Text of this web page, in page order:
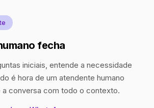
fecha
iniciais, entende a necessidade
é hora de um atendente humano
a conversa com todo o contexto.